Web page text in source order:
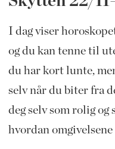
I dag viser
og du kan tenne til
du har kort lunte,
selv når du biter fra
deg selv som rolig og
hvordan omgivelsene